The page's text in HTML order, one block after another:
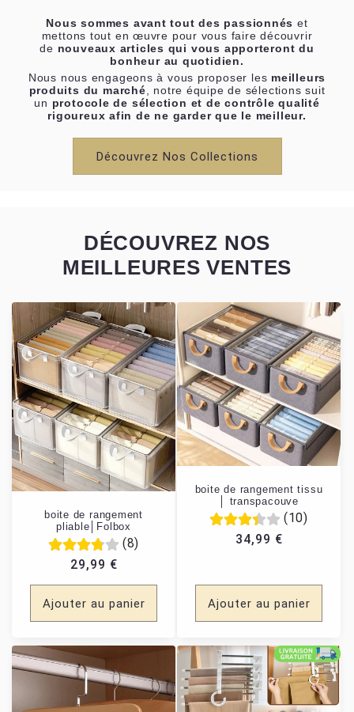
Nous sommes avant tout des passionnés et
mettons tout en œuvre pour vous faire découvrir
de nouveaux articles qui vous apporteront du
bonheur au quotidien.
Nous nous engageons à vous proposer les meilleurs
produits du marché , notre équipe de sélections suit
un protocole de sélection et de contrôle qualité
rigoureux afin de ne garder que le meilleur.
Découvrez Nos Collections
DÉCOUVREZ NOS
MEILLEURES VENTES
boite de rangement
pliable│Folbox
(8)
Prix habituel
29,99 €
Ajouter au panier
boite de rangement tissu
│ transpacouve
(10)
Prix habituel
34,99 €
Ajouter au panier